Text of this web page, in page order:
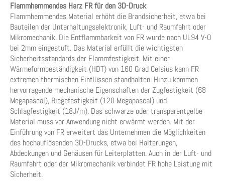
Flammhemmendes Harz FR für den 3D-Druck
Flammhemmendes Material erhöht die Brandsicherheit, etwa bei
Bauteilen der Unterhaltungselektronik, Luft- und Raumfahrt oder
Mikromechanik. Die Entflammbarkeit von FR wurde nach UL94 V-O
bei 2mm eingestuft. Das Material erfüllt die wichtigsten
Sicherheitsstandards der Flammfestigkeit. Mit einer
Wärmeformbeständigkeit (HDT) von 160 Grad Celsius kann FR
extremen thermischen Einflüssen standhalten. Hinzu kommen
hervorragende mechanische Eigenschaften der Zugfestigkeit (68
Megapascal), Biegefestigkeit (120 Megapascal) und
Schlagfestigkeit (18J/m). Das schwarze oder transparentgelbe
Material muss vor Anwendung nicht erwärmt werden. Mit der
Einführung von FR erweitert das Unternehmen die Möglichkeiten
des hochauflösenden 3D-Drucks, etwa bei Halterungen,
Abdeckungen und Gehäusen für Leiterplatten. Auch in der Luft- und
Raumfahrt oder der Mikromechanik verbindet FR hohe Leistung mit
Sicherheit.